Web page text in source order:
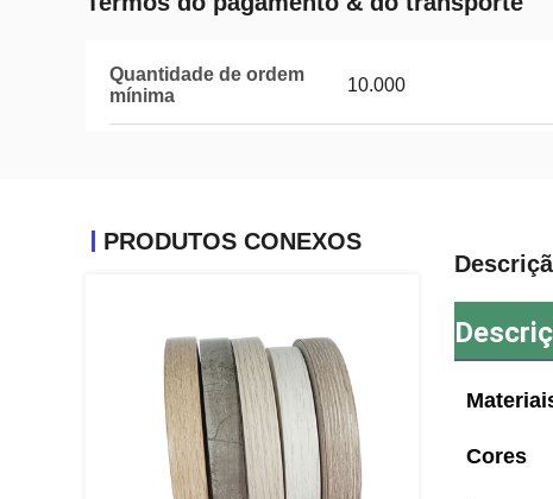
Quantidade de ordem
mínima
10.000
PRODUTOS CONEXOS
Cores